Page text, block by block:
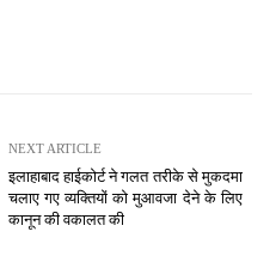
NEXT ARTICLE
इलाहाबाद हाईकोर्ट ने गलत तरीके से मुकदमा
चलाए गए व्यक्तियों को मुआवजा देने के लिए
कानून की वकालत की